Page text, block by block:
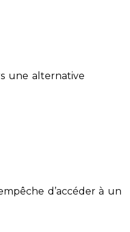
une alternative
d’accéder à un